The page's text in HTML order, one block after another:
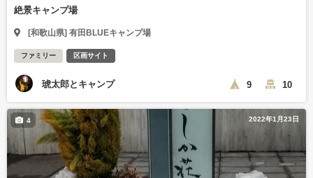
絶景キャンプ場
[和歌山県] 有田BLUEキャンプ場
ファミリー 区画サイト
琥太郎とキャンプ 9 10
2022年1月23日
4